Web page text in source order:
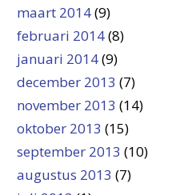
maart 2014(9)
februari 2014(8)
januari 2014(9)
december 2013 (7)
november 2013 (14)
oktober 2013 (15)
september 2013 (10)
augustus 2013 (7)